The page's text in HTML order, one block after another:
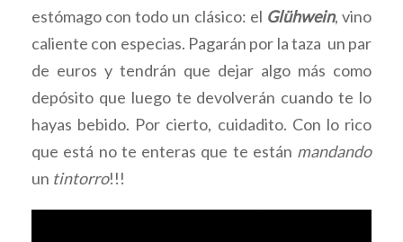
estómago con todo un clásico: el Glühwein, vino
caliente con especias. Pagarán por la taza un par
de euros y tendrán que dejar algo más como
depósito que luego te devolverán cuando te lo
hayas bebido. Por cierto, cuidadito. Con lo rico
que está no te enteras que te están mandando
un tintorro!!!